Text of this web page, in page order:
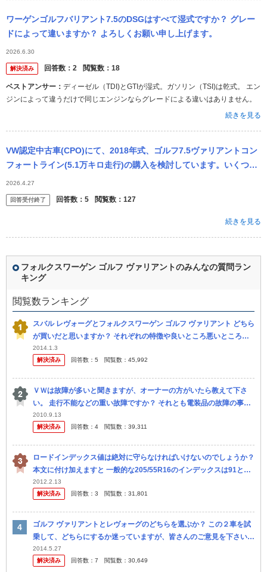
ワーゲンゴルフバリアント7.5のDSGはすべて湿式ですか？ グレー
ドによって違いますか？ よろしくお願い申し上げます。
2026.6.30
解決済み 回答数： 2 閲覧数： 18
ベストアンサー： ディーゼル（TDI)とGTIが湿式。ガソリン（TSI)は乾式。 エン
ジンによって違うだけで同じエンジンならグレードによる違いはありません。
続きを見る
VW認定中古車(CPO)にて、2018年式、ゴルフ7.5ヴァリアントコン
フォートライン(5.1万キロ走行)の購入を検討しています。いくつか
みなさんの意見を聞きたいです。 ①コンフォートラインの1...
2026.4.27
回答受付終了 回答数： 5 閲覧数： 127
続きを見る
フォルクスワーゲン ゴルフ ヴァリアントのみんなの質問ラン
キング
閲覧数ランキング
スバル レヴォーグとフォルクスワーゲン ゴルフ ヴァリアント どちら
が買いだと思いますか？ それぞれの特徴や良いところ悪いところを
含めお答えいただけると嬉しいです
2014.1.3
解決済み
回答数： 5 閲覧数： 45,992
ＶＷは故障が多いと聞きますが、オーナーの方がいたら教えて下さ
い。 走行不能などの重い故障ですか？ それとも電装品の故障の事で
すか？ アメ車と比べてどちらの故障率のほうがひどいのですか？
2010.9.13
解決済み
回答数： 4 閲覧数： 39,311
ロードインデックス値は絶対に守らなければいけないのでしょうか？
本文に付け加えますと 一般的な205/55R16のインデックスは91と89
がありますが 標準で91のインデックスが履かれている車両に 8
2012.2.13
解決済み
回答数： 3 閲覧数： 31,801
ゴルフ ヴァリアントとレヴォーグのどちらを選ぶか？ この２車を試
乗して、どちらにするか迷っていますが、皆さんのご意見を下さい。
当方の選択基準は、①高速安定性／静寂性／ハンドリングが良いこ
と、②...
2014.5.27
解決済み
回答数： 7 閲覧数： 30,649